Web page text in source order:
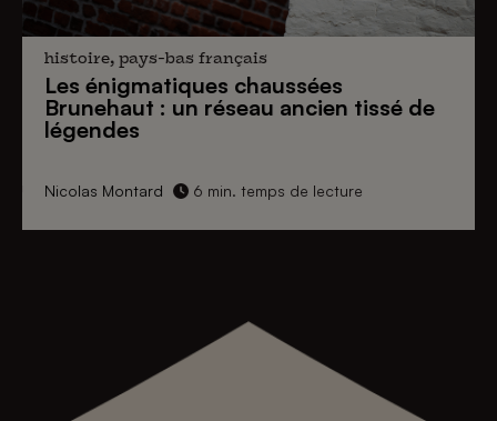
histoire, pays-bas français
Les énigmatiques chaussées
Brunehaut : un réseau ancien tissé de
légendes
Nicolas Montard 6 min. temps de lecture